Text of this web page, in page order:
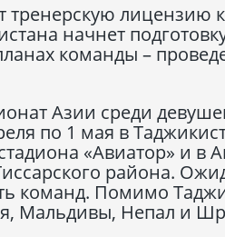
лицензию
начнет
команды –
Азии среди
по 1 мая в
«Авиатор» и в
района.
команд. Помимо
Мальдивы, Непал и